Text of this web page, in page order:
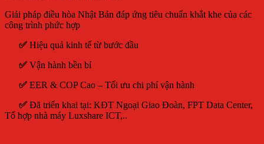
Giải pháp điều hòa Nhật Bản đáp ứng tiêu chuẩn khắt khe của các
công trình phức hợp
✅ Hiệu quả kinh tế từ bước đầu
✅ Vận hành bền bỉ
✅ EER & COP Cao – Tối ưu chi phí vận hành
✅ Đã triển khai tại: KĐT Ngoại Giao Đoàn, FPT Data Center,
Tổ hợp nhà máy Luxshare ICT,..